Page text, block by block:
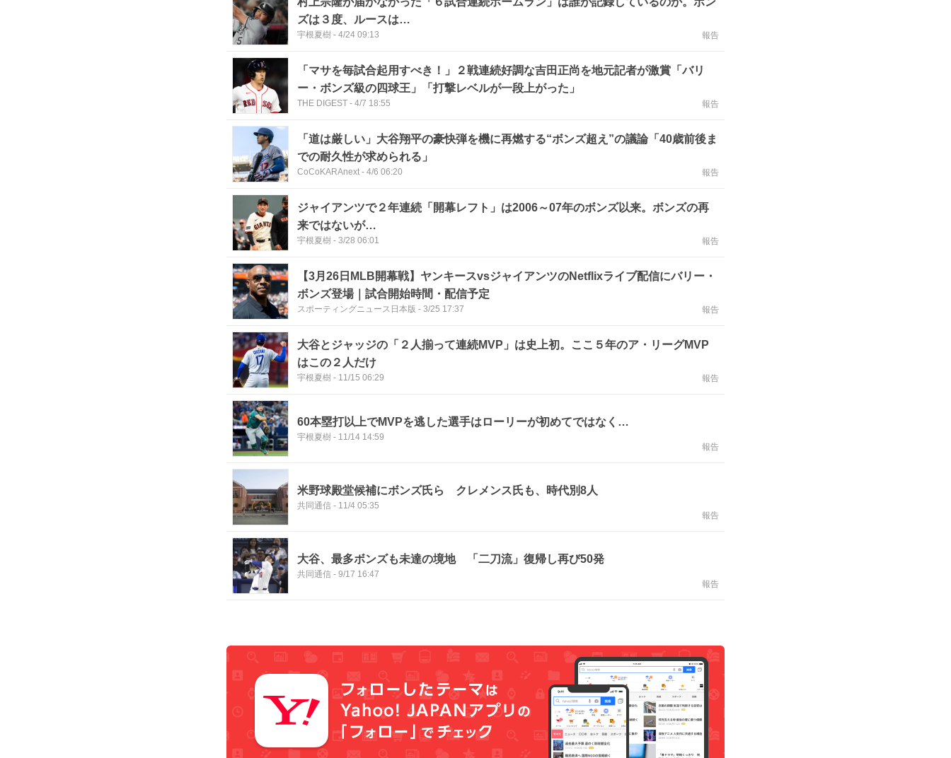
ズは３度、ルースは…
宇根夏樹 - 4/24 09:13 報告
「マサを毎試合起用すべき！」２戦連続好調な吉田正尚を地元記者が激賞「バリ
ー・ボンズ級の四球王」「打撃レベルが一段上がった」
THE DIGEST - 4/7 18:55 報告
「道は厳しい」大谷翔平の豪快弾を機に再燃する“ボンズ超え”の議論「40歳前後ま
での耐久性が求められる」
CoCoKARAnext - 4/6 06:20 報告
ジャイアンツで２年連続「開幕レフト」は2006～07年のボンズ以来。ボンズの再
来ではないが…
宇根夏樹 - 3/28 06:01 報告
【3月26日MLB開幕戦】ヤンキースvsジャイアンツのNetflixライブ配信にバリー・
ボンズ登場｜試合開始時間・配信予定
スポーティングニュース日本版 - 3/25 17:37 報告
大谷とジャッジの「２人揃って連続MVP」は史上初。ここ５年のア・リーグMVP
はこの２人だけ
宇根夏樹 - 11/15 06:29 報告
60本塁打以上でMVPを逃した選手はローリーが初めてではなく…
宇根夏樹 - 11/14 14:59
報告
米野球殿堂候補にボンズ氏ら クレメンス氏も、時代別8人
共同通信 - 11/4 05:35
報告
大谷、最多ボンズも未達の境地 「二刀流」復帰し再び50発
共同通信 - 9/17 16:47
報告